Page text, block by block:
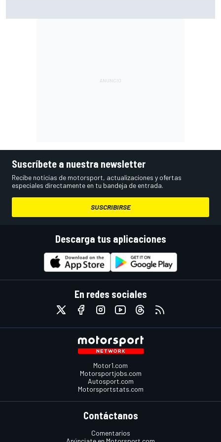
Suscríbete a nuestra newsletter
Recibe noticias de motorsport, actualizaciones y ofertas
especiales directamente en tu bandeja de entrada.
SUSCRIBIRSE
Descarga tus aplicaciones
En redes sociales
Motor1.com
Motorsportjobs.com
Autosport.com
Motorsportstats.com
Contáctanos
Comentarios